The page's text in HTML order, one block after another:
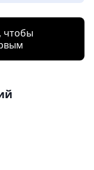
чтобы